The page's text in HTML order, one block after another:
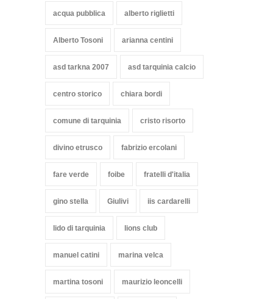
acqua pubblica alberto riglietti
Alberto Tosoni arianna centini
asd tarkna 2007 asd tarquinia calcio
centro storico chiara bordi
comune di tarquinia cristo risorto
divino etrusco fabrizio ercolani
fare verde foibe fratelli d'italia
gino stella Giulivi iis cardarelli
lido di tarquinia lions club
manuel catini marina velca
martina tosoni maurizio leoncelli